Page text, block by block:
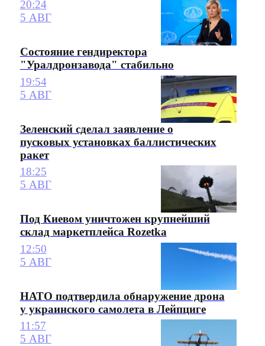
20:24
5 АВГ
Состояние гендиректора
"Уралдронзавода" стабильно
19:54
5 АВГ
Зеленский сделал заявление о
пусковых установках баллистических
ракет
18:25
5 АВГ
Под Киевом уничтожен крупнейший
склад маркетплейса Rozetka
12:50
5 АВГ
НАТО подтвердила обнаружение дрона
у украинского самолета в Лейпциге
11:57
5 АВГ